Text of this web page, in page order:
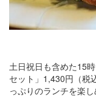
土日祝日も含めた15
セット」1,430円（税
っぷりのランチを楽し